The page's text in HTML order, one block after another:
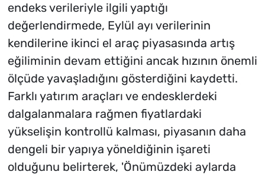
endeks verileriyle ilgili yaptığı
değerlendirmede, Eylül ayı verilerinin
kendilerine ikinci el araç piyasasında artış
eğiliminin devam ettiğini ancak hızının önemli
ölçüde yavaşladığını gösterdiğini kaydetti.
Farklı yatırım araçları ve endesklerdeki
dalgalanmalara rağmen fiyatlardaki
yükselişin kontrollü kalması, piyasanın daha
dengeli bir yapıya yöneldiğinin işareti
olduğunu belirterek, 'Önümüzdeki aylarda